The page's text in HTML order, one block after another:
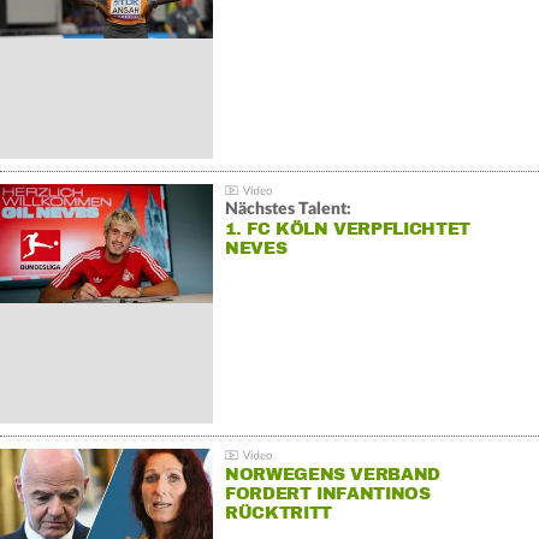
Nächstes Talent:
1. FC KÖLN VERPFLICHTET
NEVES
NORWEGENS VERBAND
FORDERT INFANTINOS
RÜCKTRITT